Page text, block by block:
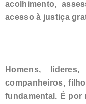
acolhimento,
acesso à justiça
Homens,
companheiros,
fundamental. É por